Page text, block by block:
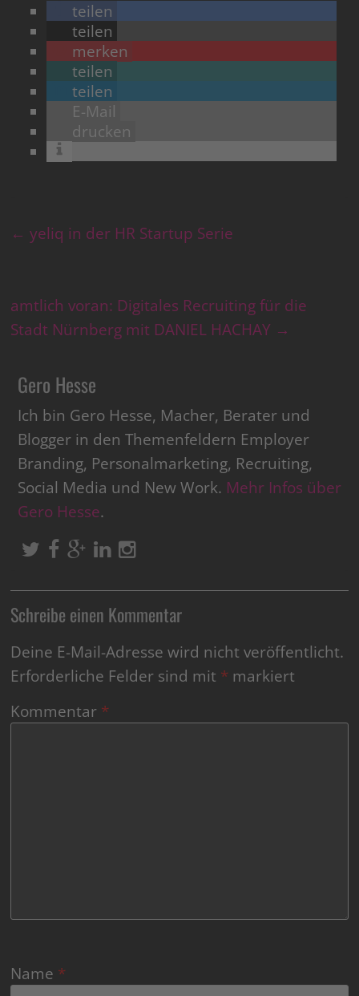
teilen
teilen
merken
teilen
teilen
E-Mail
drucken
← yeliq in der HR Startup Serie
amtlich voran: Digitales Recruiting für die
Stadt Nürnberg mit DANIEL HACHAY →
Gero Hesse
Ich bin Gero Hesse, Macher, Berater und
Blogger in den Themenfeldern Employer
Branding, Personalmarketing, Recruiting,
Social Media und New Work. Mehr Infos über
Gero Hesse.
Schreibe einen Kommentar
Deine E-Mail-Adresse wird nicht veröffentlicht.
Erforderliche Felder sind mit * markiert
Kommentar *
Name *